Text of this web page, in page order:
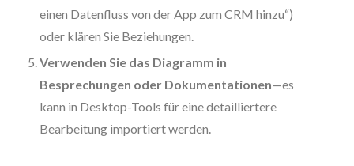
einen Datenfluss von der App zum CRM hinzu“)
oder klären Sie Beziehungen.
Verwenden Sie das Diagramm in
Besprechungen oder Dokumentationen—es
kann in Desktop-Tools für eine detailliertere
Bearbeitung importiert werden.